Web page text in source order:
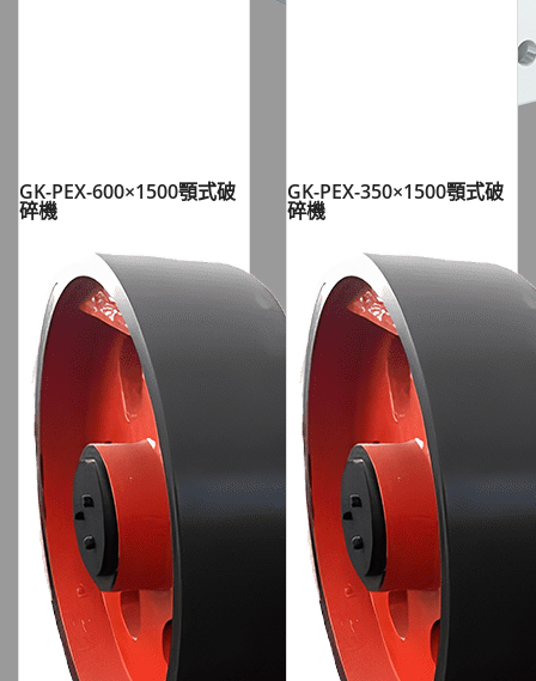
GK-PEX-600×1500顎式破
碎機
GK-PEX-350×1500顎式破
碎機